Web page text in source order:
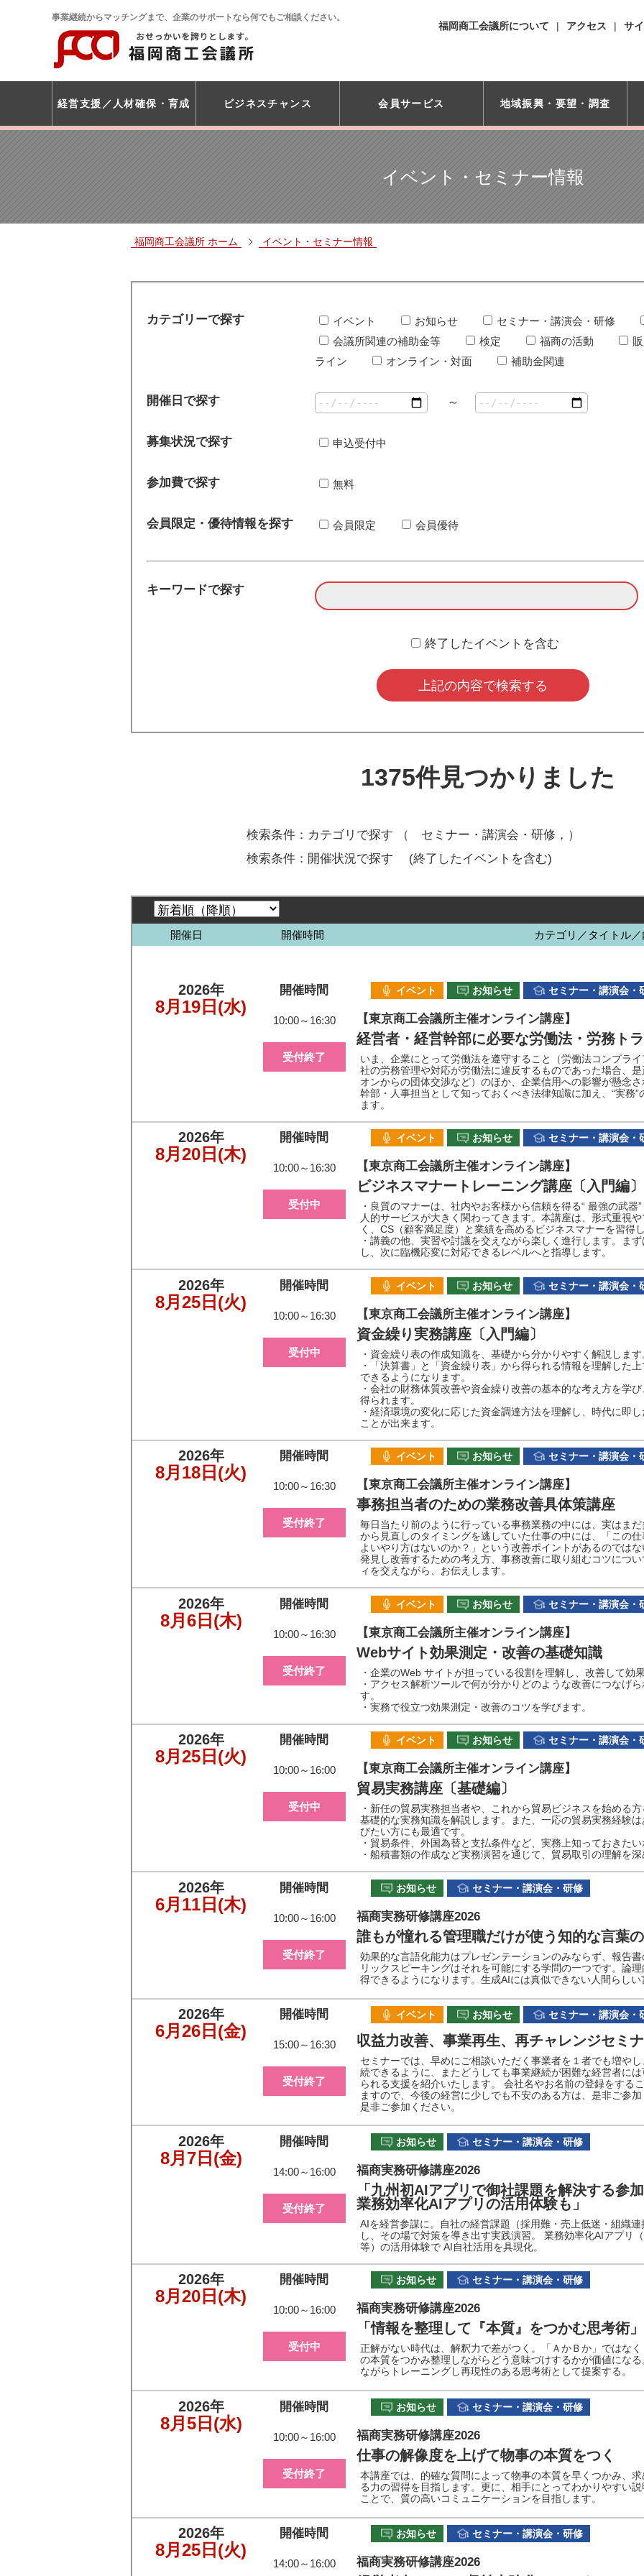
事業継続からマッチングまで、企業のサポートなら何でもご相談ください。
福岡商工会議所について アクセス サ
経営支援 人材確保・育成 ビジネスチャンス 会員サービス 地域振興・ 要望・調査
イベント・セミナー情報
福岡商工会議所 ホーム イベント・セミナー情報
カテゴリーで探す イベント お知らせ
セミナー・講演会・研修
会議所関連の補助金等
検定 福商の活動
ライン
オンライン・対面 補助金関連
開催日で探す ～
募集状況で探す 申込受付中
参加費で探す 無料
会員限定・優待情報を探す 会員限定 会員優待
キーワードで探す
終了したイベントを含む
1375件見つかりました
検索条件：カテゴリで探す （ セミナー・講演会・研修， ）
検索条件：開催状況で探す (終了したイベントを含む)
開催日 開催時間 カテゴリ／タイトル
2026年
8月19日 (水)
開催時間
10:00～16:30
受付終了
イベント お知らせ セミナー・講演会・
【東京商工会議所主催オンライン講座】
経営者・経営幹部に必要な労働法・労務ト
いま、企業にとって労働法を遵守すること（労働法コンプラ
社の労務管理や対応が労働法に違反するものであった場合、
オンからの団体交渉など）のほか、企業信用への影響が懸念
幹部・人事担当として知っておくべき法律知識に加え、“実務
ます。
2026年
8月20日 (木)
開催時間
10:00～16:30
受付中
イベント お知らせ セミナー・講演会・
【東京商工会議所主催オンライン講座】
ビジネスマナートレーニング講座〔入門編〕
・良質のマナーは、社内やお客様から信頼を得る“ 最強の武
人的サービスが大きく関わってきます。本講座は、形式重視
く、CS（顧客満足度）と業績を高めるビジネスマナーを習得
・講義の他、実習や討議を交えながら楽しく進行します。ま
し、次に臨機応変に対応できるレベルへと指導します。
2026年
8月25日 (火)
開催時間
10:00～16:30
受付中
イベント お知らせ セミナー・講演会・
【東京商工会議所主催オンライン講座】
資金繰り実務講座〔入門編〕
・資金繰り表の作成知識を、基礎から分かりやすく解説します
・「決算書」と「資金繰り表」から得られる情報を理解した
できるようになります。
・会社の財務体質改善や資金繰り改善の基本的な考え方を学
得られます。
・経済環境の変化に応じた資金調達方法を理解し、時代に即
ことが出来ます。
2026年
8月18日 (火)
開催時間
10:00～16:30
受付終了
イベント お知らせ セミナー・講演会・
【東京商工会議所主催オンライン講座】
事務担当者のための業務改善具体策講座
毎日当たり前のように行っている事務業務の中には、実はま
から見直しのタイミングを逃していた仕事の中には、「この
よいやり方はないのか？」という改善ポイントがあるのでは
発見し改善するための考え方、事務改善に取り組むコツにつ
ィを交えながら、お伝えします。
2026年
8月6日 (木)
開催時間
10:00～16:30
受付終了
イベント お知らせ セミナー・講演会・
【東京商工会議所主催オンライン講座】
Webサイト効果測定・改善の基礎知識
・企業のWeb サイトが担っている役割を理解し、改善して効
・アクセス解析ツールで何が分かりどのような改善につなげ
す。
・実務で役立つ効果測定・改善のコツを学びます。
2026年
8月25日 (火)
開催時間
10:00～16:00
受付中
イベント お知らせ セミナー・講演会・
【東京商工会議所主催オンライン講座】
貿易実務講座〔基礎編〕
・新任の貿易実務担当者や、これから貿易ビジネスを始める
基礎的な実務知識を解説します。また、一応の貿易実務経験
びたい方にも最適です。
・貿易条件、外国為替と支払条件など、実務上知っておきた
・船積書類の作成など実務演習を通じて、貿易取引の理解を
2026年
6月11日 (木)
開催時間
10:00～16:00
受付終了
お知らせ セミナー・講演会・研修
福商実務研修講座2026
誰もが憧れる管理職だけが使う知的な言葉
効果的な言語化能力はプレゼンテーションのみならず、報告
リックスピーキングはそれを可能にする学問の一つです。論
得できるようになります。生成AIには真似できない人間らし
2026年
6月26日 (金)
開催時間
15:00～16:30
受付終了
イベント お知らせ セミナー・講演会・
収益力改善、事業再生、再チャレンジセミ
セミナーでは、早めにご相談いただく事業者を１者でも増や
続できるように、またどうしても事業継続が困難な経営者に
られる支援を紹介いたします。 会社名やお名前の登録をする
ますので、今後の経営に少しでも不安のある方は、是非ご参
是非ご参加ください。
2026年
8月7日 (金)
開催時間
14:00～16:00
受付終了
お知らせ セミナー・講演会・研修
福商実務研修講座2026
「九州初AIアプリで御社課題を解決する参
業務効率化AIアプリの活用体験も」
AIを経営参謀に。自社の経営課題（採用難・売上低迷・組織
し、その場で対策を導き出す実践演習。 業務効率化AIアプリ
等）の活用体験で AI自社活用を具現化。
2026年
8月20日 (木)
開催時間
10:00～16:00
受付中
お知らせ セミナー・講演会・研修
福商実務研修講座2026
「情報を整理して『本質』をつかむ思考術」
正解がない時代は、解釈力で差がつく。「ＡかＢか」ではな
の本質をつかみ整理しながらどう意味づけするかが価値にな
ながらトレーニングし再現性のある思考術として提案する。
2026年
8月5日 (水)
開催時間
10:00～16:00
受付終了
お知らせ セミナー・講演会・研修
福商実務研修講座2026
仕事の解像度を上げて物事の本質をつく
本講座では、的確な質問によって物事の本質を早くつかみ、
る力の習得を目指します。更に、相手にとってわかりやすい
ことで、質の高いコミュニケーションを目指します。
2026年
8月25日 (火)
開催時間
14:00～16:00
お知らせ セミナー・講演会・研修
福商実務研修講座2026